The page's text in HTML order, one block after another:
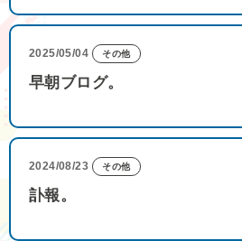
2025/05/04 その他
早朝ブログ。
2024/08/23 その他
訃報。